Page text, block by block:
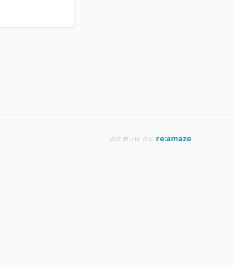
WE RUN ON re:amaze